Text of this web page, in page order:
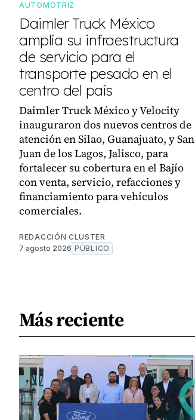
AUTOMOTRIZ
Daimler Truck México
amplía su infraestructura
de servicio para el
transporte pesado en el
centro del país
Daimler Truck México y Velocity
inauguraron dos nuevos centros de
atención en Silao, Guanajuato, y San
Juan de los Lagos, Jalisco, para
fortalecer su cobertura en el Bajío
con venta, servicio, refacciones y
financiamiento para vehículos
comerciales.
REDACCIÓN CLUSTER
7 agosto 2026 PÚBLICO
Más reciente